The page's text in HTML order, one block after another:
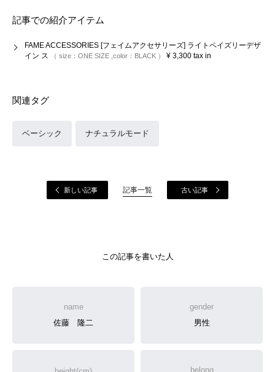
記事での紹介アイテム
FAME ACCESSORIES [フェイムアクセサリーズ] ライトペイズリーデザ
イン ス
size： ONE SIZE color： BLACK ¥ 3,300 tax in
関連タグ
ベーシック ナチュラルモード
新しい記事 記事一覧 古い記事
この記事を書いた人
name
佐藤 隆二
gender
男性
belong